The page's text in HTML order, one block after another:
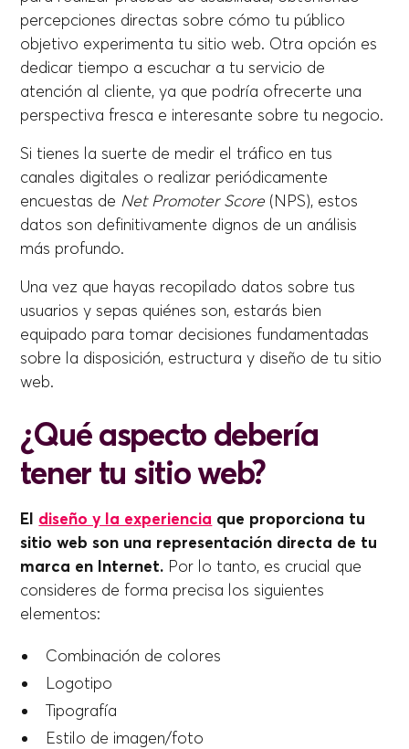
percepciones directas sobre cómo tu público
objetivo experimenta tu sitio web. Otra opción es
dedicar tiempo a escuchar a tu servicio de
atención al cliente, ya que podría ofrecerte una
perspectiva fresca e interesante sobre tu negocio.
Si tienes la suerte de medir el tráfico en tus
canales digitales o realizar periódicamente
encuestas de Net Promoter Score (NPS), estos
datos son definitivamente dignos de un análisis
más profundo.
Una vez que hayas recopilado datos sobre tus
usuarios y sepas quiénes son, estarás bien
equipado para tomar decisiones fundamentadas
sobre la disposición, estructura y diseño de tu sitio
web.
¿Qué aspecto debería
tener tu sitio web?
El diseño y la experiencia que proporciona tu
sitio web son una representación directa de tu
marca en Internet. Por lo tanto, es crucial que
consideres de forma precisa los siguientes
elementos:
Combinación de colores
Logotipo
Tipografía
Estilo de imagen/foto